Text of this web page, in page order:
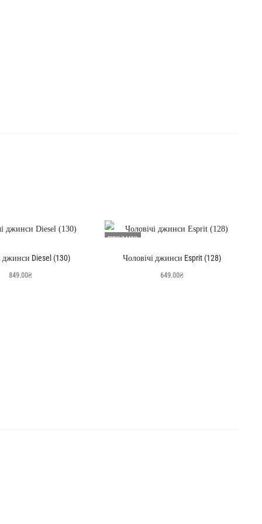
джинси Diesel (130)
849.00₴
ПРОДАНО
Чоловічі джинси Esprit (128)
649.00₴